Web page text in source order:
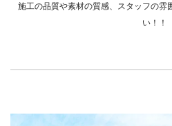
施工の品質や素材の質感、スタッフの雰
い！！